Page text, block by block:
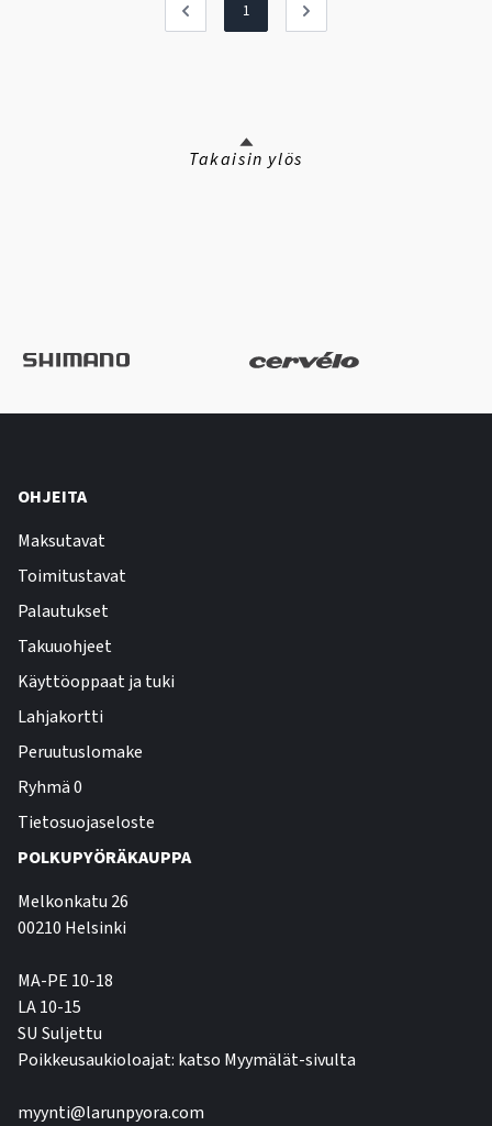
1
Takaisin ylös
OHJEITA
Maksutavat
Toimitustavat
Palautukset
Takuuohjeet
Käyttöoppaat ja tuki
Lahjakortti
Peruutuslomake
Ryhmä 0
Tietosuojaseloste
POLKUPYÖRÄKAUPPA
Melkonkatu 26
00210 Helsinki
MA-PE 10-18
LA 10-15
SU Suljettu
Poikkeusaukioloajat: katso Myymälät-sivulta
myynti@larunpyora.com